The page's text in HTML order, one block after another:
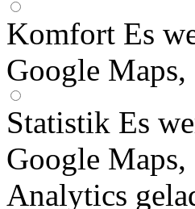
Komfort Es
Google Maps,
Statistik Es
Google
Analytics